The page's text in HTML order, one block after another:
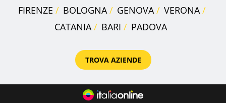
FIRENZE
BOLOGNA GENOVA
VERONA
CATANIA
BARI PADOVA
TROVA AZIENDE